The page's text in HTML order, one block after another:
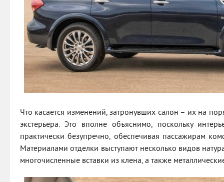
Что касается изменений, затронувших салон – их на
экстерьера. Это вполне объяснимо, поскольку
практически безупречно, обеспечивая пассажирам
Материалами отделки выступают несколько видов
многочисленные вставки из клена, а также